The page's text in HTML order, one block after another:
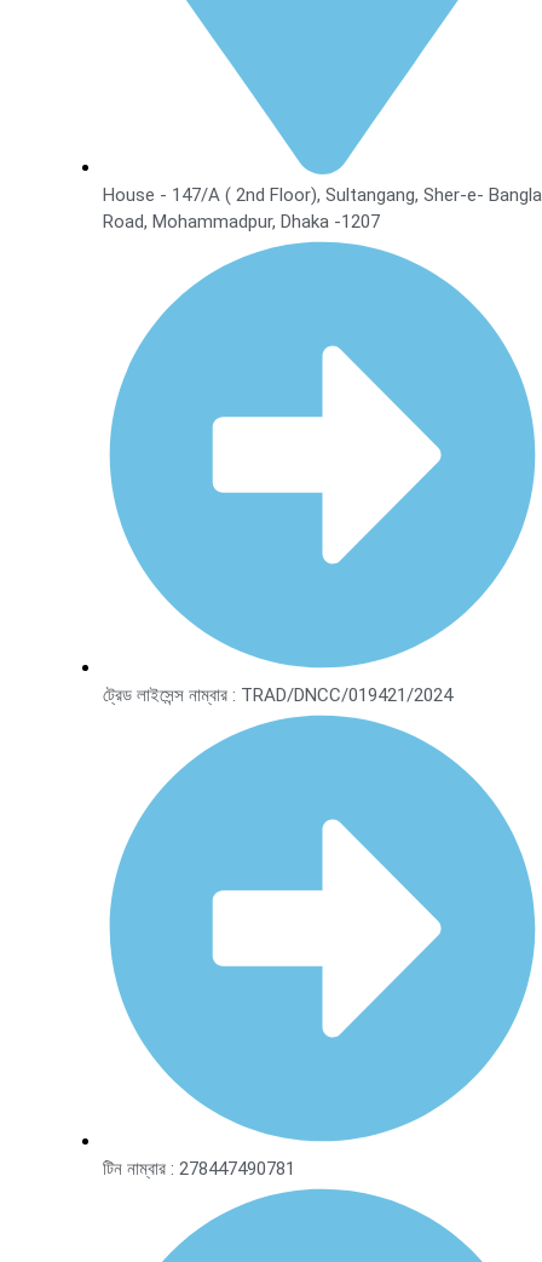
House - 147/A ( 2nd Floor), Sultangang, Sher-e- Bangla
Road, Mohammadpur, Dhaka -1207
ট্রেড লাইসেন্স নাম্বার : TRAD/DNCC/019421/2024
টিন নাম্বার : 278447490781